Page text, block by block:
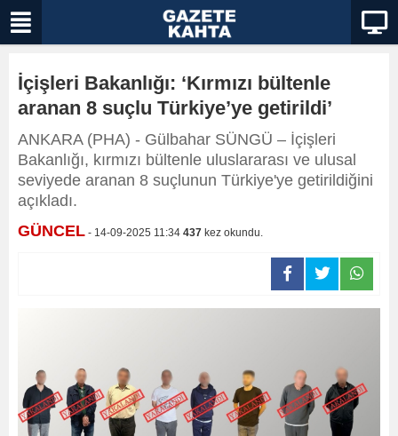
İçişleri Bakanlığı: ‘Kırmızı bültenle
aranan 8 suçlu Türkiye’ye getirildi’
ANKARA (PHA) - Gülbahar SÜNGÜ – İçişleri
Bakanlığı, kırmızı bültenle uluslararası ve ulusal
seviyede aranan 8 suçlunun Türkiye'ye getirildiğini
açıkladı.
GÜNCEL - 14-09-2025 11:34 437 kez okundu.